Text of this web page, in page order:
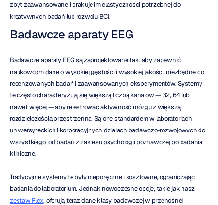
zbyt zaawansowane i brakuje im elastyczności potrzebnej do
kreatywnych badań lub rozwoju BCI.
Badawcze aparaty EEG
Badawcze aparaty EEG są zaprojektowane tak, aby zapewnić
naukowcom dane o wysokiej gęstości i wysokiej jakości, niezbędne do
recenzowanych badań i zaawansowanych eksperymentów. Systemy
te często charakteryzują się większą liczbą kanałów — 32, 64 lub
nawet więcej — aby rejestrować aktywność mózgu z większą
rozdzielczością przestrzenną. Są one standardem w laboratoriach
uniwersyteckich i korporacyjnych działach badawczo-rozwojowych do
wszystkiego, od badań z zakresu psychologii poznawczej po badania
kliniczne.
Tradycyjnie systemy te były nieporęczne i kosztowne, ograniczając
zestaw Flex, oferują teraz dane klasy badawczej w przenośnej